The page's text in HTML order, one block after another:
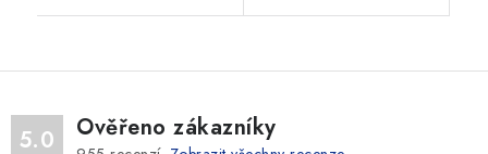
5.0 Ověřeno zákazníky